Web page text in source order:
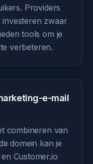
Providers
zwaar
tools om je
verbeteren.
e-mail
combineren van
domein kan je
Customer.io